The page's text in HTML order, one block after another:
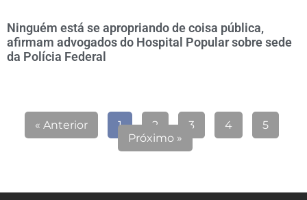
Ninguém está se apropriando de coisa pública,
afirmam advogados do Hospital Popular sobre sede
da Polícia Federal
« Anterior 1 2 3 4
5
Próximo »